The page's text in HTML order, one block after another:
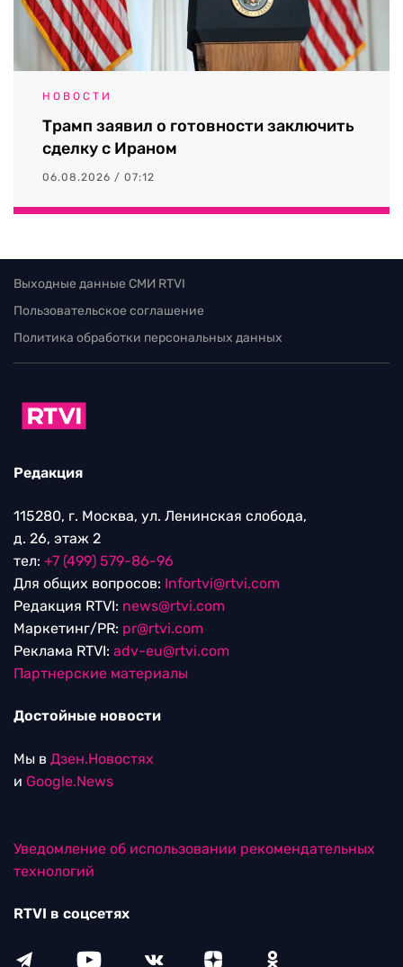
НОВОСТИ
Трамп заявил о готовности заключить
сделку с Ираном
06.08.2026 / 07:12
Выходные данные СМИ RTVI
Пользовательское соглашение
Политика обработки персональных данных
Редакция
115280, г. Москва, ул. Ленинская слобода,
д. 26, этаж 2
тел: +7 (499) 579-86-96
Для общих вопросов: Infortvi@rtvi.com
Редакция RTVI: news@rtvi.com
Маркетинг/PR: pr@rtvi.com
Реклама RTVI: adv-eu@rtvi.com
Партнерские материалы
Достойные новости
Мы в Дзен.Новостях
и Google.News
Уведомление об использовании рекомендательных
технологий
RTVI в соцсетях